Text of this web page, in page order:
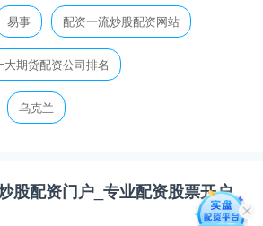
易事 配资一流炒股配资网站
大期货配资公司排名
乌克兰
股配资门户_专业配资股票开户